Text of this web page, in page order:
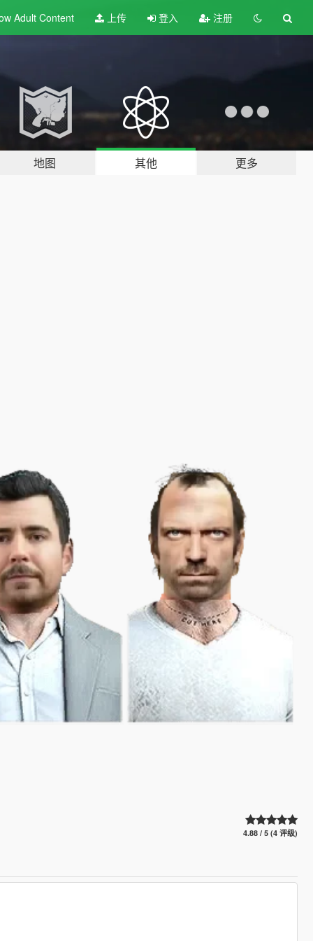
AdultContent 上传 登入 注册
地图 其他 更多
4.88 / 5 (4 评级)